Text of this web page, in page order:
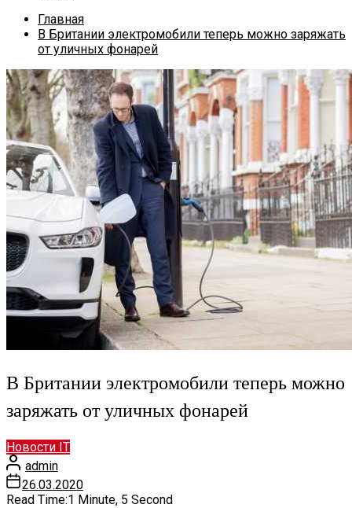
Главная
В Британии электромобили теперь можно заряжать
от уличных фонарей
В Британии электромобили теперь можно
заряжать от уличных фонарей
Новости IT
admin
26.03.2020
Read Time:1 Minute, 5 Second